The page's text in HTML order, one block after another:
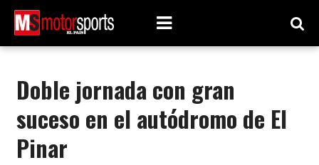
Doble jornada con gran
suceso en el autódromo de El
Pinar